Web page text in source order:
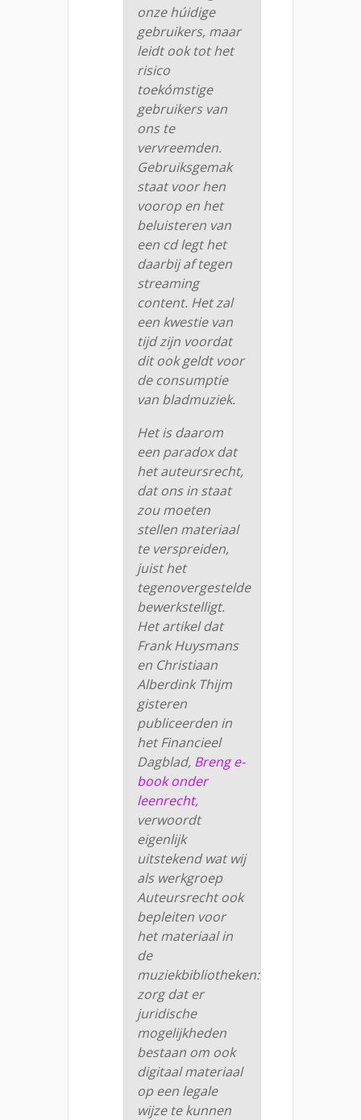
onze húidige
gebruikers, maar
leidt ook tot het
risico
toekómstige
gebruikers van
ons te
vervreemden.
Gebruiksgemak
staat voor hen
voorop en het
beluisteren van
een cd legt het
daarbij af tegen
streaming
content. Het zal
een kwestie van
tijd zijn voordat
dit ook geldt voor
de consumptie
van bladmuziek.
Het is daarom
een paradox dat
het auteursrecht,
dat ons in staat
zou moeten
stellen materiaal
te verspreiden,
juist het
tegenovergestelde
bewerkstelligt.
Het artikel dat
Frank Huysmans
en Christiaan
Alberdink Thijm
gisteren
publiceerden in
het Financieel
Dagblad, Breng e-
book onder
leenrecht,
verwoordt
eigenlijk
uitstekend wat wij
als werkgroep
Auteursrecht ook
bepleiten voor
het materiaal in
de
muziekbibliotheken:
zorg dat er
juridische
mogelijkheden
bestaan om ook
digitaal materiaal
op een legale
wijze te kunnen